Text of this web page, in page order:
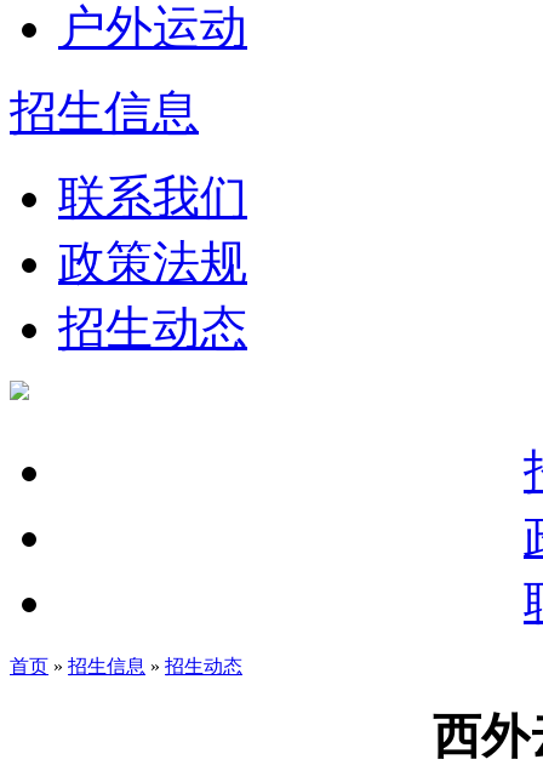
户外运动
招生信息
联系我们
政策法规
招生动态
首页 » 招生信息 » 招生动态
西外